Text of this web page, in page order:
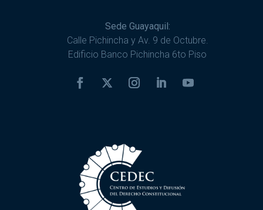
Sede Guayaquil:
Calle Pichincha y Av. 9 de Octubre.
Edificio Banco Pichincha 6to Piso